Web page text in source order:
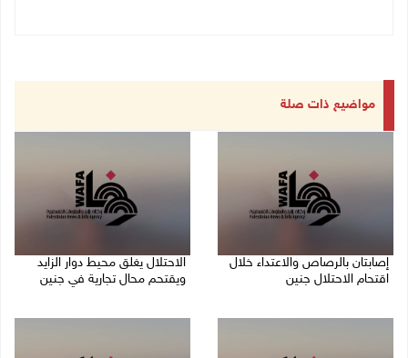
مواضيع ذات صلة
إصابتان بالرصاص والاعتداء خلال
اقتحام الاحتلال جنين
الاحتلال يغلق محيط دوار الزايد
ويقتحم محال تجارية في جنين